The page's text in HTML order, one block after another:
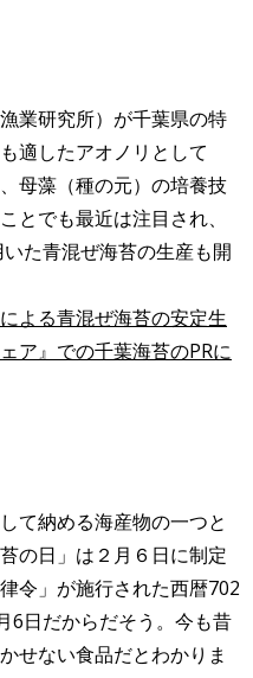
業研究所）が千葉県の特
適したアオノリとして
母藻（種の元）の培養技
とでも最近は注目され、
た青混ぜ海苔の生産も開
よる青混ぜ海苔の安定生
ア』での千葉海苔のPRに
て納める海産物の一つと
の日」は２月６日に制定
令」が施行された西暦702
6日だからだそう。今も昔
せない食品だとわかりま